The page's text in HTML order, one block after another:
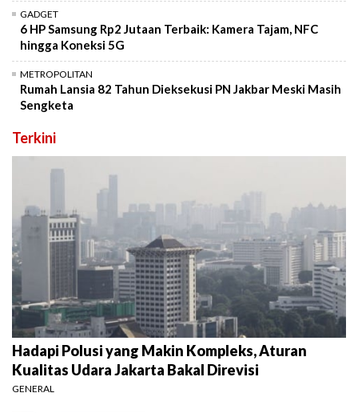
GADGET
6 HP Samsung Rp2 Jutaan Terbaik: Kamera Tajam, NFC
hingga Koneksi 5G
METROPOLITAN
Rumah Lansia 82 Tahun Dieksekusi PN Jakbar Meski Masih
Sengketa
Terkini
Hadapi Polusi yang Makin Kompleks, Aturan
Kualitas Udara Jakarta Bakal Direvisi
GENERAL